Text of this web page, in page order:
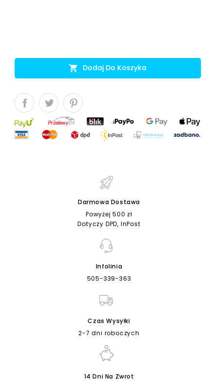
 Dodaj Do Koszyka
Darmowa Dostawa
Powyżej 500 zł
Dotyczy DPD, InPost
Infolinia
505-339-363
Czas Wysyłki
2-7 dni roboczych
14 Dni Na Zwrot